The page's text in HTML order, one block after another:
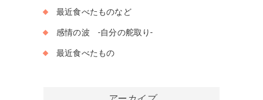
最近食べたものなど
感情の波 -自分の舵取り-
最近食べたもの